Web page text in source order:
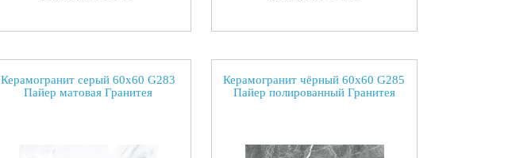
Керамогранит серый 60х60 G283
Пайер матовая Гранитея
Керамогранит чёрный 60х60 G285
Пайер полированный Гранитея